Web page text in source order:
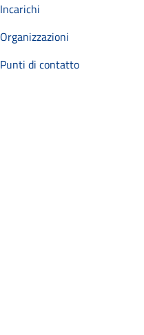
Incarichi
Organizzazioni
Punti di contatto